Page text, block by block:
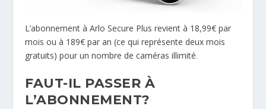
L’abonnement à Arlo Secure Plus revient à 18,99€ par
mois ou à 189€ par an (ce qui représente deux mois
gratuits) pour un nombre de caméras illimité.
FAUT-IL PASSER À
L’ABONNEMENT?